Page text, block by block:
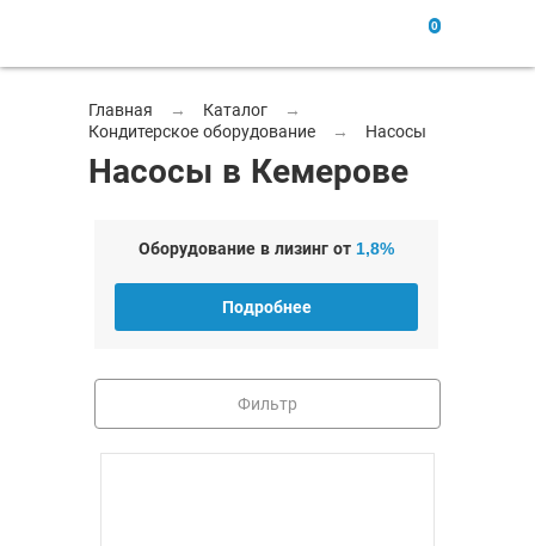
0
Главная → Каталог
→
Кондитерское оборудование
→ Насосы
Насосы в Кемерове
Оборудование в лизинг от 1,8%
Подробнее
Фильтр